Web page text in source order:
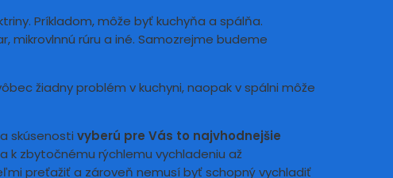
Príkladom, môže byť kuchyňa a spálňa.
mikrovlnnú rúru a iné. Samozrejme budeme
žiadny problém v kuchyni, naopak v spálni môže
skúsenosti vyberú pre Vás to najvhodnejšie
k zbytočnému rýchlemu vychladeniu až
preťažiť a zároveň nemusí byť schopný vychladiť